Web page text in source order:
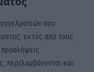
που
εκτός από τους
περιλαμβάνονται και: